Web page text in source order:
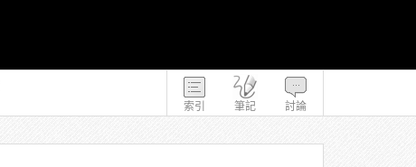
索引 筆記 討論